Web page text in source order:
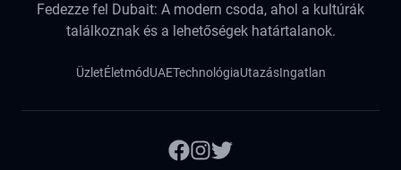
Fedezze fel Dubait: A modern csoda, ahol a kultúrák
találkoznak és a lehetőségek határtalanok.
ÜzletÉletmódUAETechnológiaUtazásIngatlan